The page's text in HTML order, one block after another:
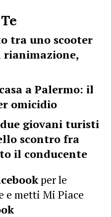
tra uno scooter
rianimazione,
a Palermo: il
omicidio
due giovani turisti
scontro fra
il conducente
per le
e metti Mi Piace